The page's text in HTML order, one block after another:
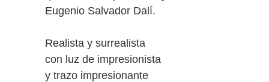
Eugenio Salvador Dalí.
Realista y surrealista
con luz de impresionista
y trazo impresionante